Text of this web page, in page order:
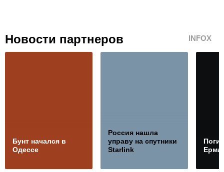
Новости партнеров INFOX
Бунт начался в
Одессе
Россия нашла
управу на спутники
Starlink